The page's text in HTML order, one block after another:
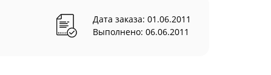
Дата заказа: 01.06.2011
Выполнено: 06.06.2011